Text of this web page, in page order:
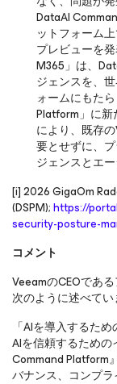
DataAI
ットフォーム
プレビューを
M365」は、
ジェンスを、
ォームにもた
Platform」に新
により、既存
要とせずに、
ジェンスとエ
[i] 2026 GigaOm
(DSPM);https://
security-posture-
コメント
VeeamのCEOであ
次のように述べてい
「AIを導入するた
AIを信頼するため
Command Platform
バナンス、コンプ